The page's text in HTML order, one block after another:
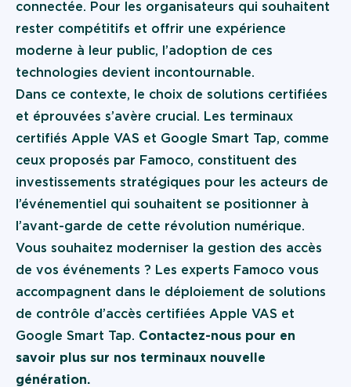
connectée. Pour les organisateurs qui souhaitent
rester compétitifs et offrir une expérience
moderne à leur public, l’adoption de ces
technologies devient incontournable.
Dans ce contexte, le choix de solutions certifiées
et éprouvées s’avère crucial. Les terminaux
certifiés Apple VAS et Google Smart Tap, comme
ceux proposés par Famoco, constituent des
investissements stratégiques pour les acteurs de
l’événementiel qui souhaitent se positionner à
l’avant-garde de cette révolution numérique.
Vous souhaitez moderniser la gestion des accès
de vos événements ? Les experts Famoco vous
accompagnent dans le déploiement de solutions
de contrôle d’accès certifiées Apple VAS et
Google Smart Tap. Contactez-nous pour en
savoir plus sur nos terminaux nouvelle
génération.